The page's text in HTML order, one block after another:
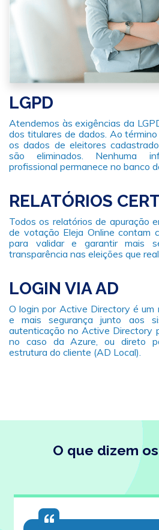
LGPD
Atendemos às exigências da
dos titulares de dados. Ao
os dados de eleitores
são eliminados. Nenhuma
profissional permanece no banco
RELATÓRIOS
Todos os relatórios de apuração
de votação Eleja Online contam
para validar e garantir mais
transparência nas eleições que
LOGIN VIA AD
O login por Active Directory é um
e mais segurança junto aos
autenticação no Active Directory
no caso da Azure, ou direto
estrutura do cliente (AD Local).
O que dizem